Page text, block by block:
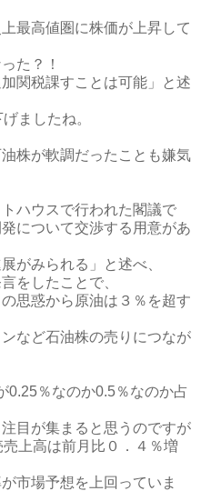
最高値圏に株価が上昇して
た？！
関税課すことは可能」と述
ましたね。
株が軟調だったことも嫌気
ハウスで行われた閣議で
について交渉する用意があ
がみられる」と述べ、
をしたことで、
思惑から原油は３％を超す
など石油株の売りにつなが
0.25％なのか0.5％なのか占
目が集まると思うのですが
上高は前月比０．４％増
市場予想を上回っていま